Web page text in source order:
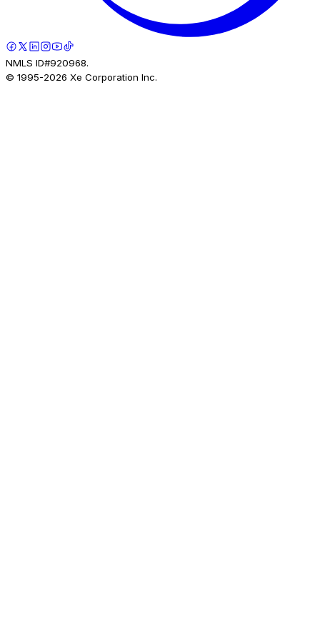
NMLS ID#920968.
© 1995-2026 Xe Corporation Inc.